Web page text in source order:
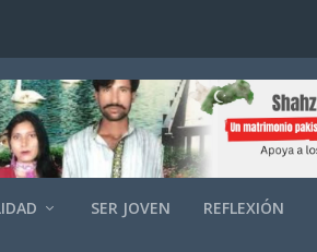
SER JOVEN REFLEXIÓN